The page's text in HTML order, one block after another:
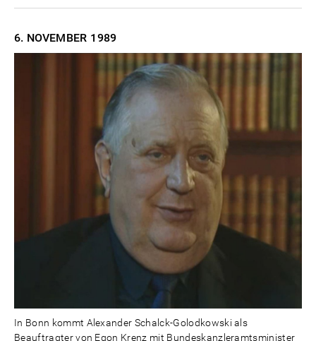
6. NOVEMBER 1989
In Bonn kommt Alexander Schalck-Golodkowski als
Beauftragter von Egon Krenz mit Bundeskanzleramtsminister